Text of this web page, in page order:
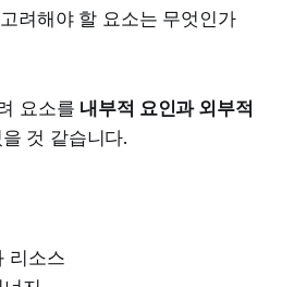
려해야 할 요소는 무엇인가
요소를 내부적 요인과 외부적
것 같습니다.
리소스